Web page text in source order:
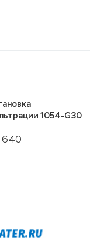
640
1054-G30